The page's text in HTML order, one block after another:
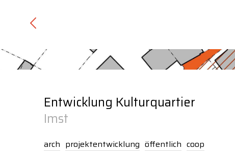
Entwicklung Kulturquartier
Imst
arch projektentwicklung öffentlich coop